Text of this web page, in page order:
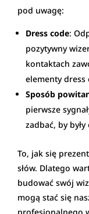
pod uwagę:
Dress code:
pozytywny
kontaktach
elementy dress
Sposób
pierwsze
zadbać, by
To, jak się
słów. Dlatego
budować swój
mogą stać się